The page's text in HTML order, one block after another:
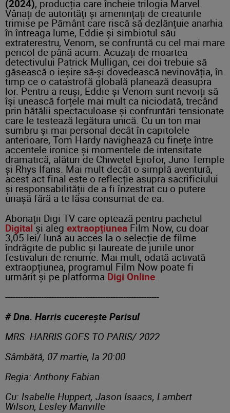
(2024), producția care încheie trilogia Marvel.
Vânați de autorități și amenințați de creaturile
trimise pe Pământ care riscă să dezlănțuie anarhia
în întreaga lume, Eddie și simbiotul său
extraterestru, Venom, se confruntă cu cel mai mare
pericol de până acum. Acuzați de moartea
detectivului Patrick Mulligan, cei doi trebuie să
găsească o ieșire să-și dovedească nevinovăția, în
timp ce o catastrofă globală planează deasupra
lor. Pentru a reuși, Eddie și Venom sunt nevoiți să
își unească forțele mai mult ca niciodată, trecând
prin bătălii spectaculoase și confruntări tensionate
care le testează legătura unică. Cu un ton mai
sumbru și mai personal decât în capitolele
anterioare, Tom Hardy navighează cu finețe între
accentele ironice și momentele de intensitate
dramatică, alături de Chiwetel Ejiofor, Juno Temple
și Rhys Ifans. Mai mult decât o simplă aventură,
acest act final este o reflecție asupra sacrificiului
și responsabilității de a fi înzestrat cu o putere
uriașă fără a te lăsa consumat de ea.
Abonații Digi TV care optează pentru pachetul
Digitalși aleg extraopțiunea Film Now, cu doar
3,05 lei/ lună au acces la o selecție de filme
îndrăgite de public și laureate de juriile unor
festivaluri de renume. Mai mult, odată activată
extraopțiunea, programul Film Now poate fi
urmărit și pe platforma Digi Online
------------------------------------------------------------
# Dna. Harris cucerește Parisul
MRS. HARRIS GOES TO PARIS/ 2022
Sâmbătă, 07 martie, la 20:00
Regia: Anthony Fabian
Cu: Isabelle Huppert, Jason Isaacs, Lambert
Wilson, Lesley Manville